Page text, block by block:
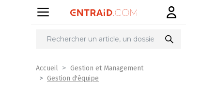
Partager
Accueil
Gestion et Management
Gestion d'équipe